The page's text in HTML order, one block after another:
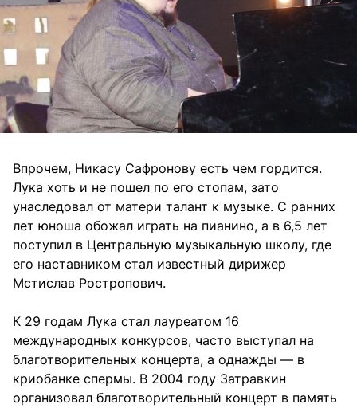
Впрочем, Никасу Сафронову есть чем гордится.
Лука хоть и не пошел по его стопам, зато
унаследовал от матери талант к музыке. С ранних
лет юноша обожал играть на пианино, а в 6,5 лет
поступил в Центральную музыкальную школу, где
его наставником стал известный дирижер
Мстислав Ростропович.
К 29 годам Лука стал лауреатом 16
международных конкурсов, часто выступал на
благотворительных концерта, а однажды — в
криобанке спермы. В 2004 году Затравкин
организовал благотворительный концерт в память